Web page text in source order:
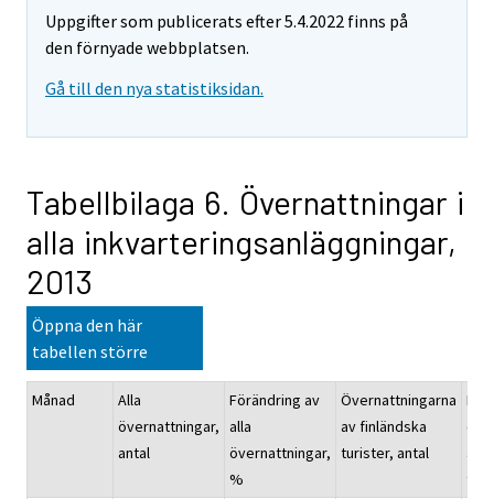
Uppgifter som publicerats efter 5.4.2022 finns på
den förnyade webbplatsen.
Gå till den nya statistiksidan.
Tabellbilaga 6. Övernattningar i
alla inkvarteringsanläggningar,
2013
Öppna den här
tabellen större
Månad
Alla
övernattningar,
antal
Förändring av
alla
övernattningar,
%
Övernattningarna
av finländska
turister, antal
av